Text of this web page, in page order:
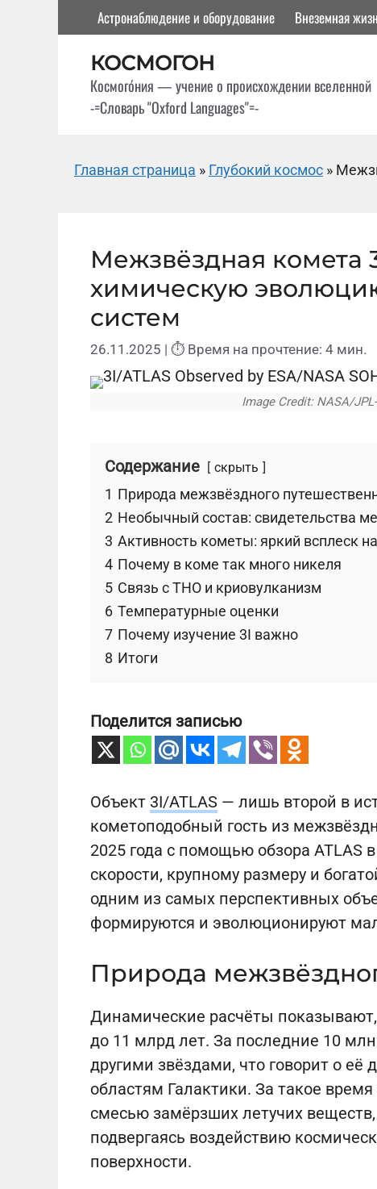
содержимому
Астронаблюдение и оборудование Внеземная
КОСМОГОН
Космого́ния — учение о происхождении вселенной
-=Словарь "Oxford Languages"=-
Главная страница » Глубокий космос »
Межзвёздная комета
химическую
систем
26.11.2025 | ⏱ Время на прочтение: 4 мин.
Image Credit: NASA/
Содержание скрыть
1 Природа межзвёздного
2 Необычный состав: свидетельства
3 Активность кометы: яркий всплеск
4 Почему в коме так много никеля
5 Связь с ТНО и криовулканизм
6 Температурные оценки
7 Почему изучение 3I важно
8 Итоги
Поделится записью
Объект 3I/ATLAS — лишь второй в
кометоподобный гость из
2025 года с помощью обзора ATLAS
скорости, крупному размеру и
одним из самых перспективных
формируются и эволюционируют
Природа
Динамические расчёты показывают,
до 11 млрд лет. За последние 10
другими звёздами, что говорит о
областям Галактики. За такое
смесью замёрзших летучих
подвергаясь воздействию
поверхности.